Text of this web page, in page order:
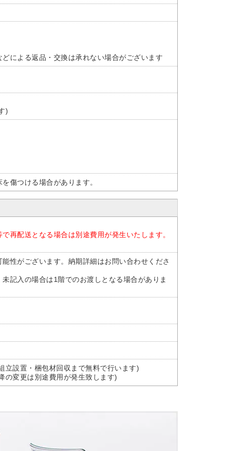
による返品・交換は承れない場合がございます
)
傷つける場合があります。
再配送となる場合は別途費用が発生いたします。
性がございます。納期詳細はお問い合わせくださ
記入の場合は1階でのお渡しとなる場合がありま
立設置・梱包材回収まで無料で行います)
の変更は別途費用が発生致します)